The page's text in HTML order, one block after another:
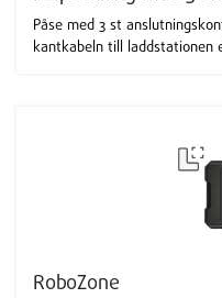
Påse med 3 st
kantkabeln till laddstationen
RoboZone